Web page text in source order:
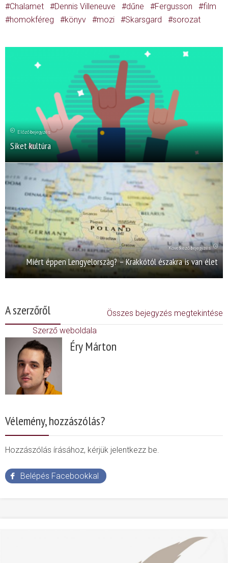
Chalamet Dennis Villeneuve dűne Fergusson
film
homokféreg
könyv mozi Skarsgard sorozat
Előző bejegyzés
Siket kultúra
Következő bejegyzés
Miért éppen Lengyelország? – Krakkótól északra is van élet
A szerzőről
Összes bejegyzés megtekintése
Szerző weboldala
Éry Márton
Vélemény, hozzászólás?
Hozzászólás írásához, kérjük jelentkezz be.
Belépés Facebookkal